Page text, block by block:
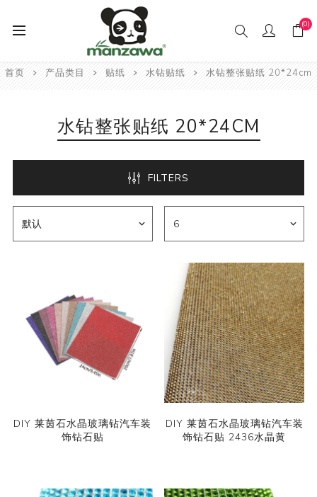
(0)
首页 产品类目 贴纸 水钻贴纸 水钻整张贴纸 20*24cm
水钻整张贴纸 20*24CM
FILTERS
DIY 莱茵石水晶玻璃钻汽车装
饰钻石贴
DIY 莱茵石水晶玻璃钻汽车装
饰钻石贴 2436水晶黄